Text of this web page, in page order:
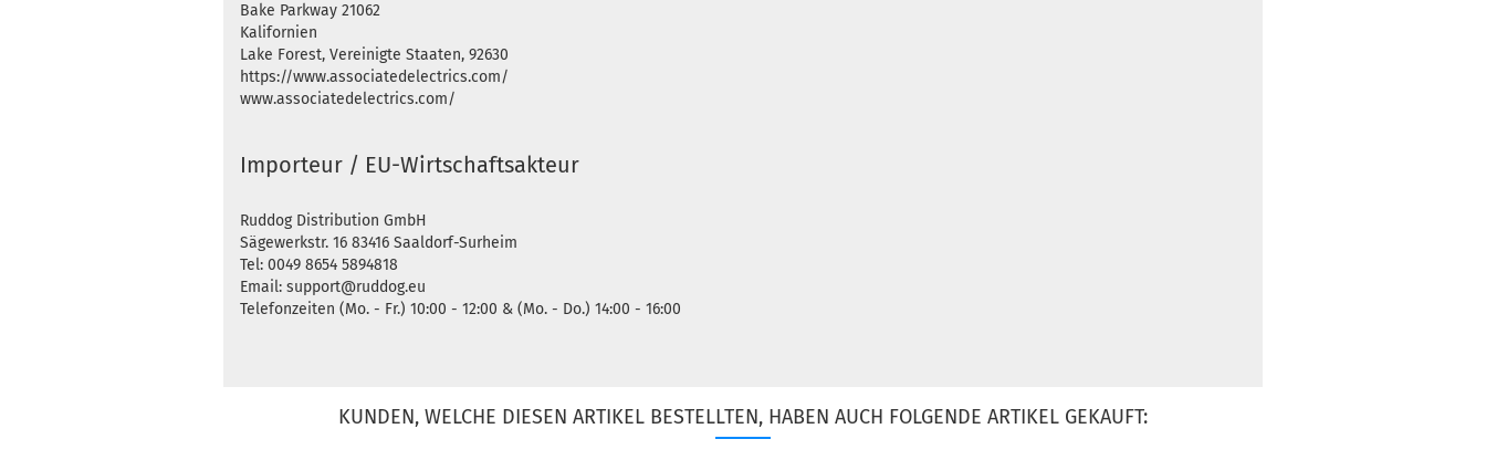
Bake Parkway 21062
Kalifornien
Lake Forest, Vereinigte Staaten, 92630
https://www.associatedelectrics.com/
www.associatedelectrics.com/
Importeur / EU-Wirtschaftsakteur
Ruddog Distribution GmbH
Sägewerkstr. 16 83416 Saaldorf-Surheim
Tel: 0049 8654 5894818
Email: support@ruddog.eu
Telefonzeiten (Mo. - Fr.) 10:00 - 12:00 & (Mo. - Do.) 14:00 - 16:00
KUNDEN, WELCHE DIESEN ARTIKEL BESTELLTEN, HABEN AUCH FOLGENDE ARTIKEL GEKAUFT: